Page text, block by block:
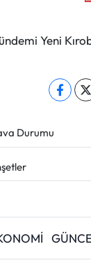
Yeni
Durumu